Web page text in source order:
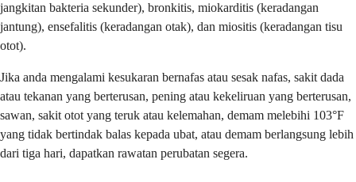
jangkitan bakteria sekunder), bronkitis, miokarditis (keradangan
jantung), ensefalitis (keradangan otak), dan miositis (keradangan tisu
otot).
Jika anda mengalami kesukaran bernafas atau sesak nafas, sakit dada
atau tekanan yang berterusan, pening atau kekeliruan yang berterusan,
sawan, sakit otot yang teruk atau kelemahan, demam melebihi 103°F
yang tidak bertindak balas kepada ubat, atau demam berlangsung lebih
dari tiga hari, dapatkan rawatan perubatan segera.